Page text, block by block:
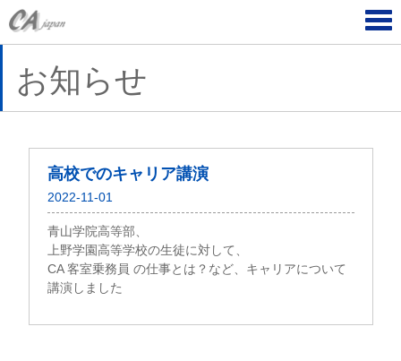
お知らせ
高校でのキャリア講演
2022-11-01
青山学院高等部、
上野学園高等学校の生徒に対して、
CA 客室乗務員 の仕事とは？など、キャリアについて
講演しました